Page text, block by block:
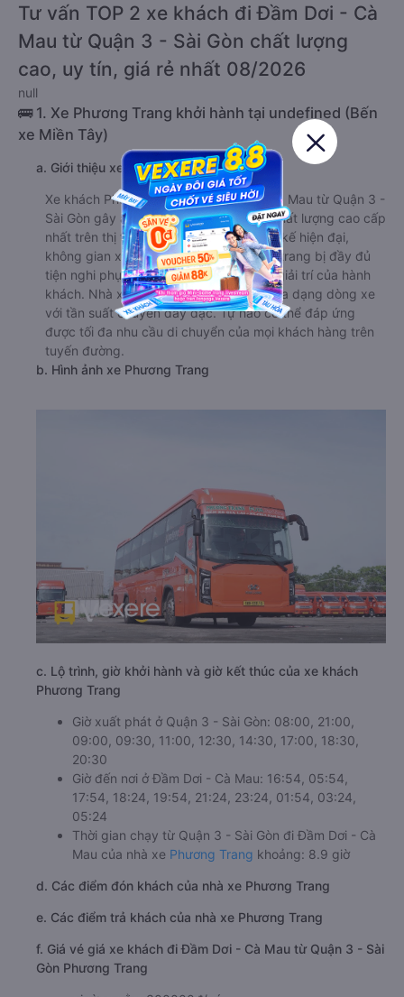
Tư vấn TOP 2 xe khách đi Đầm Dơi - Cà
Mau từ Quận 3 - Sài Gòn chất lượng
cao, uy tín, giá rẻ nhất 08/2026
null
🚌 1. Xe Phương Trang khởi hành tại undefined (Bến
xe Miền Tây)
a. Giới thiệu xe Phương Trang
Xe khách Phương Trang đi Đầm Dơi - Cà Mau từ Quận 3 -
Sài Gòn gây ấn tượng với hệ thống xe chất lượng cao cấp
nhất trên thị trường. Nội thất được thiết kế hiện đại,
không gian xe rộng rãi, thoải mái, được trang bị đầy đủ
tiện nghi phục vụ nhu cầu nghỉ ngơi và giải trí của hành
khách. Nhà xe Phương Trang phục vụ đa dạng dòng xe
với tần suất chuyến dày đặc. Tự hào có thể đáp ứng
được tối đa nhu cầu di chuyển của mọi khách hàng trên
tuyến đường.
b. Hình ảnh xe Phương Trang
c. Lộ trình, giờ khởi hành và giờ kết thúc của xe khách
Phương Trang
Giờ xuất phát ở Quận 3 - Sài Gòn: 08:00, 21:00,
09:00, 09:30, 11:00, 12:30, 14:30, 17:00, 18:30,
20:30
Giờ đến nơi ở Đầm Dơi - Cà Mau: 16:54, 05:54,
17:54, 18:24, 19:54, 21:24, 23:24, 01:54, 03:24,
05:24
Thời gian chạy từ Quận 3 - Sài Gòn đi Đầm Dơi - Cà
Mau của nhà xe Phương Trang khoảng: 8.9 giờ
d. Các điểm đón khách của nhà xe Phương Trang
e. Các điểm trả khách của nhà xe Phương Trang
f. Giá vé giá xe khách đi Đầm Dơi - Cà Mau từ Quận 3 - Sài
Gòn Phương Trang